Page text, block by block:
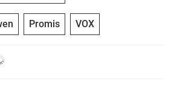
Promis VOX